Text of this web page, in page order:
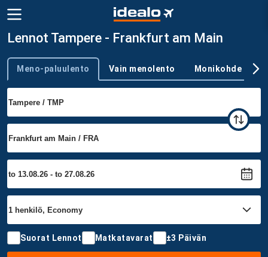
Lennot Tampere - Frankfurt am Main
Trip type
Meno-paluulento Vain menolento Monikohde
Suorat Lennot Matkatavarat ±3 Päivän